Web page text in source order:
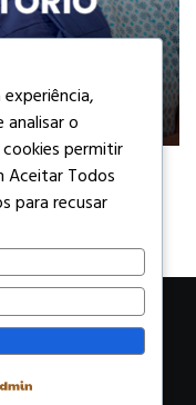
o
permitir
Aceitar Todos
para recusar